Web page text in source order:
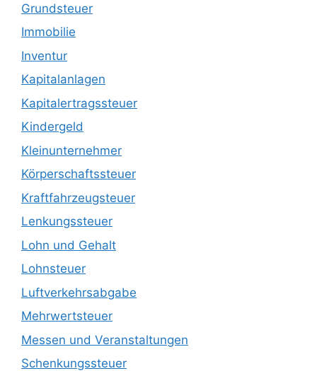
Grundsteuer
Immobilie
Inventur
Kapitalanlagen
Kapitalertragssteuer
Kindergeld
Kleinunternehmer
Körperschaftssteuer
Kraftfahrzeugsteuer
Lenkungssteuer
Lohn und Gehalt
Lohnsteuer
Luftverkehrsabgabe
Mehrwertsteuer
Messen und Veranstaltungen
Schenkungssteuer